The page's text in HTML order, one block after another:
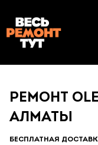
РЕМОНТ
АЛМАТЫ
БЕСПЛАТНАЯ